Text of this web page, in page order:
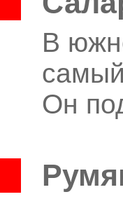
В
Он